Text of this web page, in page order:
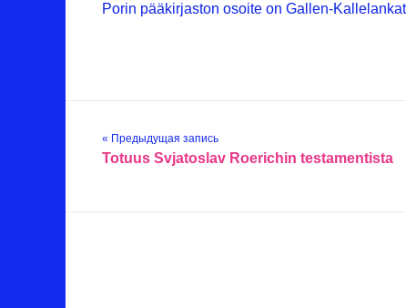
Porin pääkirjaston osoite on Gallen-
« Предыдущая запись
Totuus Svjatoslav Roerichin testamentista